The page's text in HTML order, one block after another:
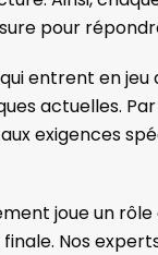
pour
entrent en
actuelles.
exigences
joue un rôle
Nos